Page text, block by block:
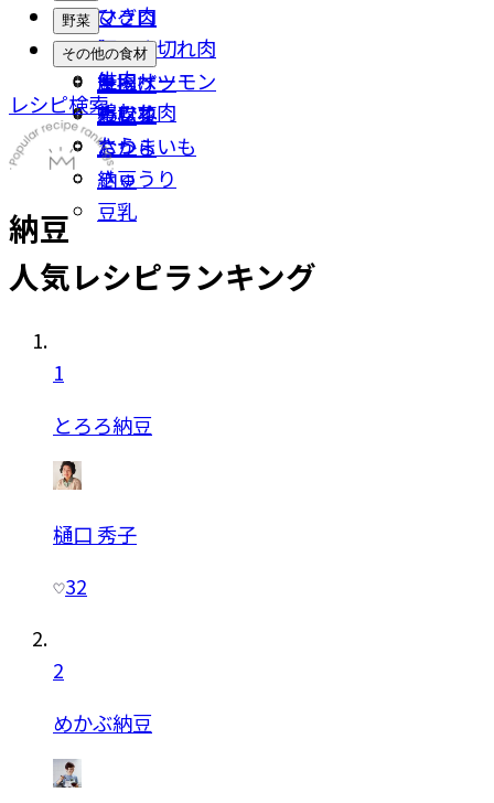
ひき肉
豚こま切れ肉
牛肉
鶏むね肉
マグロ
イカ
鮭・サーモン
カツオ
たら
野菜
なす
キャベツ
小松菜
さつまいも
きゅうり
その他の食材
厚揚げ
豆腐
おから
納豆
豆乳
レシピ検索
納豆
人気レシピランキング
1
とろろ納豆
樋口 秀子
32
2
めかぶ納豆